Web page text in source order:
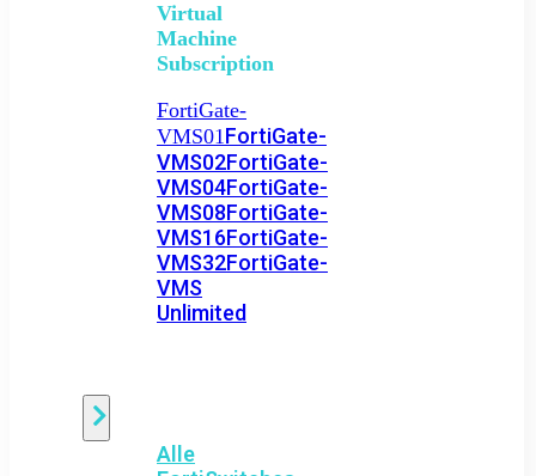
Virtual
Machine
Subscription
FortiGate-
VMS01FortiGate-
VMS02FortiGate-
VMS04FortiGate-
VMS08FortiGate-
VMS16FortiGate-
VMS32FortiGate-
VMS
Unlimited
Alle